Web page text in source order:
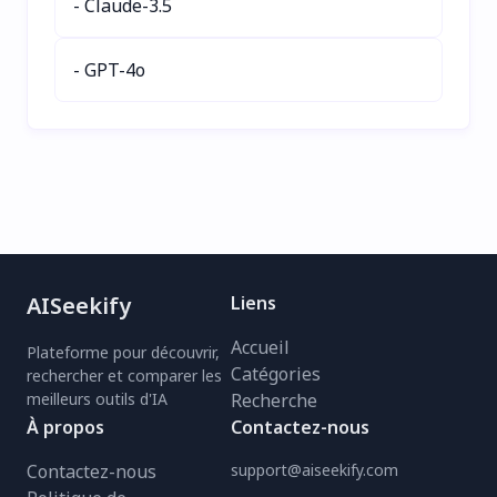
- Claude-3.5
- GPT-4o
AISeekify
Plateforme pour découvrir,
rechercher et comparer les
meilleurs outils d'IA
Liens
Accueil
Catégories
Recherche
À propos
Contactez-nous
Contactez-nous
support@aiseekify.com